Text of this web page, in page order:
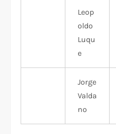
Leop
oldo
Luqu
e
Jorge
Valda
no